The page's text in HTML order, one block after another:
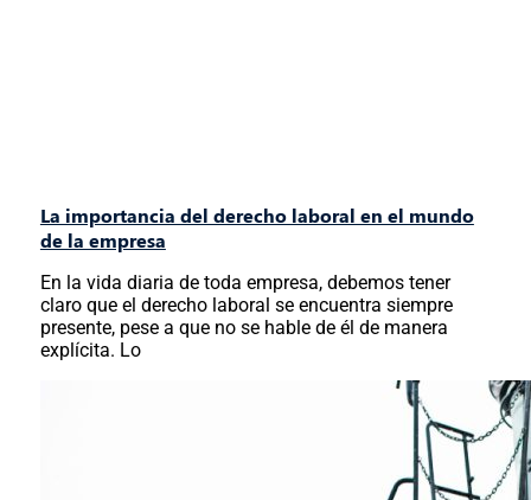
La importancia del derecho laboral en el mundo
de la empresa
En la vida diaria de toda empresa, debemos tener
claro que el derecho laboral se encuentra siempre
presente, pese a que no se hable de él de manera
explícita. Lo